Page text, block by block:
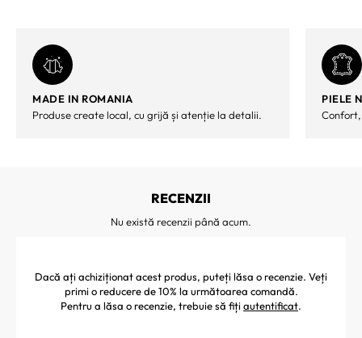
MADE IN ROMANIA
Produse create local, cu grijă și atenție la detalii.
PIELE
RECENZII
Nu există recenzii până acum.
Dacă ați achiziționat acest produs, puteți lăsa o recenzie. Veți
primi o reducere de 10% la următoarea comandă.
Pentru a lăsa o recenzie, trebuie să fiți autentificat.